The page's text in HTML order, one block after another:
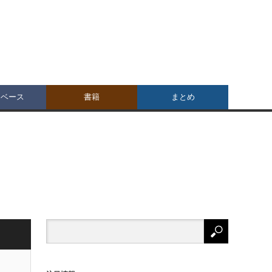
ース 書籍 まとめ